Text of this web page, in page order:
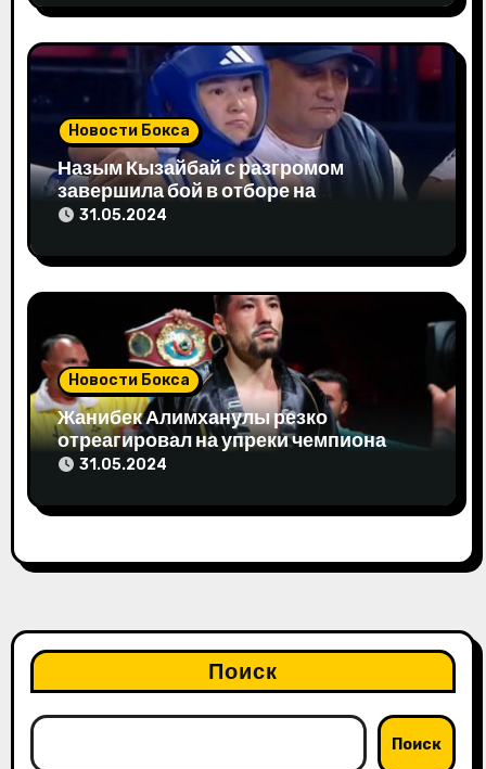
п
и
я
м
Новости Бокса
Назым Кызайбай с разгромом
завершила бой в отборе на
Олимпиаду-2024
31.05.2024
Новости Бокса
Жанибек Алимханулы резко
отреагировал на упреки чемпиона
мира
31.05.2024
Поиск
Поиск